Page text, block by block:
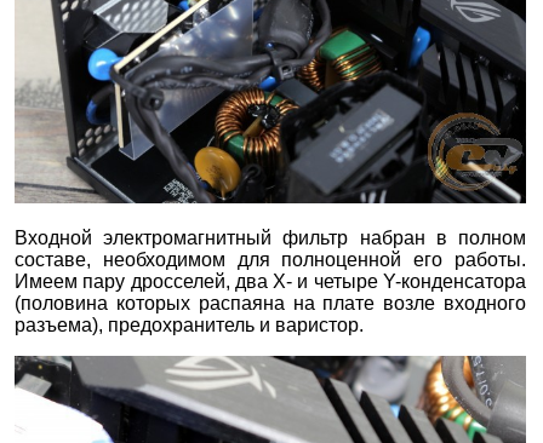
Входной электромагнитный фильтр набран в полном
составе, необходимом для полноценной его работы.
Имеем пару дросселей, два X- и четыре Y-конденсатора
(половина которых распаяна на плате возле входного
разъема), предохранитель и варистор.